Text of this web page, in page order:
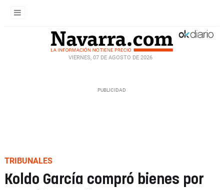
VIERNES, 07 DE AGOSTO DE 2026
TRIBUNALES
Koldo García compró bienes por